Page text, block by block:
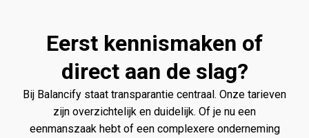
Eerst kennismaken of
direct aan de slag?
Bij Balancify staat transparantie centraal. Onze tarieven
zijn overzichtelijk en duidelijk. Of je nu een
eenmanszaak hebt of een complexere onderneming